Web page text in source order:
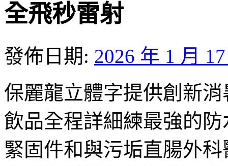
全飛秒雷射
發佈日期: 2026 年 1 月
保麗龍立體字提供創新
飲品全程詳細練最強的
緊固件和與污垢直腸外